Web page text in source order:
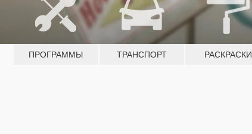
ПРОГРАММЫ ТРАНСПОРТ РАСКРАСКИ